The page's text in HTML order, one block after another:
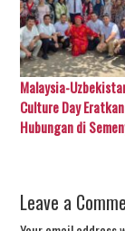
Malaysia-
Culture Day Eratkan
Hubungan di
Leave a